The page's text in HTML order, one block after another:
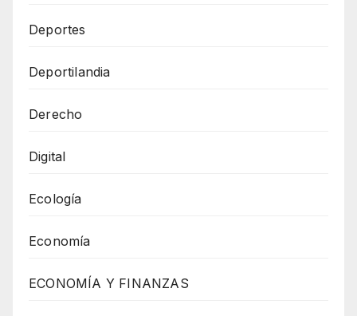
Deportes
Deportilandia
Derecho
Digital
Ecología
Economía
ECONOMÍA Y FINANZAS